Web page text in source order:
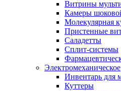
Витрины
Камеры
Молекулярная
Пристенные
Саладетты
Сплит-системы
Электромеханическое
Инвентарь для
Куттеры